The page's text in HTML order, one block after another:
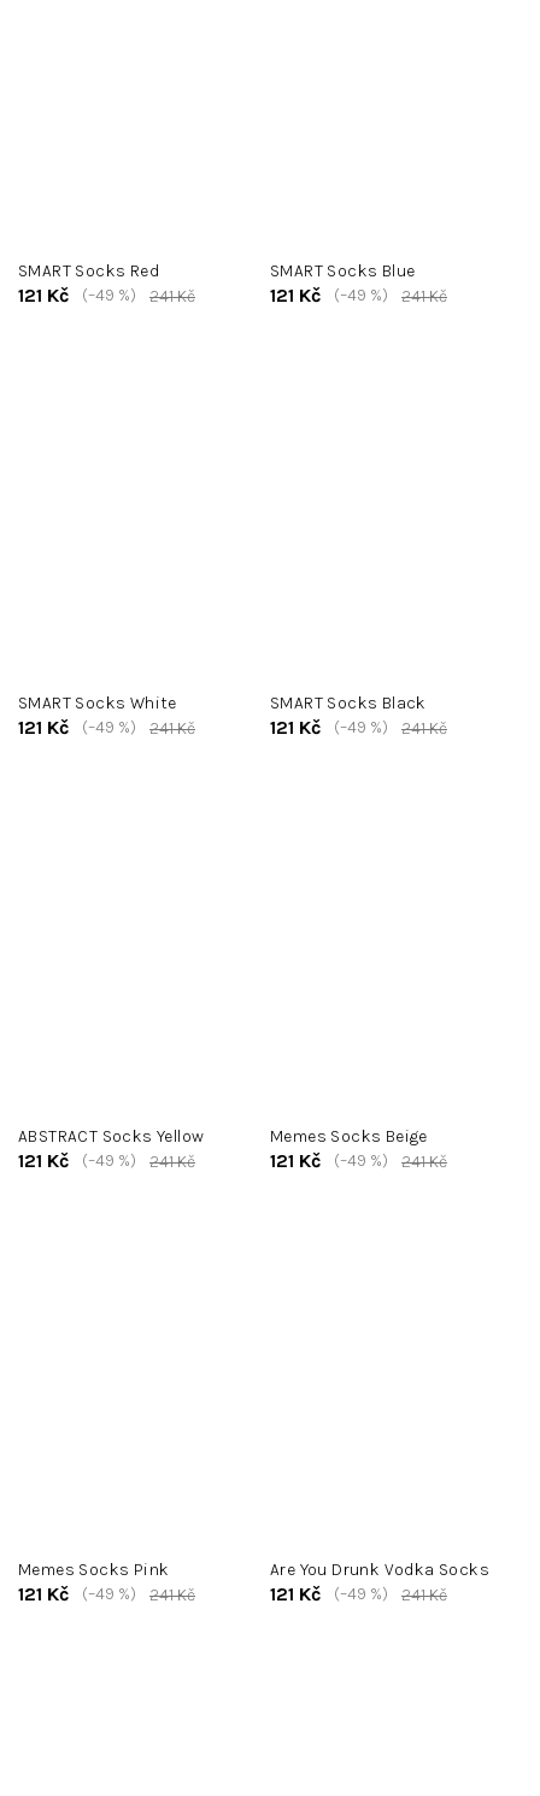
SMART Socks Red
121 Kč 241 Kč
(–49 %)
SMART Socks Blue
121 Kč 241 Kč
(–49 %)
SMART Socks White
121 Kč 241 Kč
(–49 %)
SMART Socks Black
121 Kč 241 Kč
(–49 %)
ABSTRACT Socks Yellow
121 Kč 241 Kč
(–49 %)
Memes Socks Beige
121 Kč 241 Kč
(–49 %)
Memes Socks Pink
121 Kč 241 Kč
(–49 %)
Are You Drunk Vodka Socks
121 Kč 241 Kč
(–49 %)